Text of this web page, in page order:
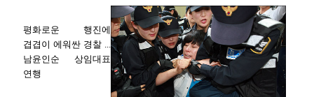
평화로운 행진에
겹겹이 에워싼 경찰 ...
남윤인순 상임대표
연행